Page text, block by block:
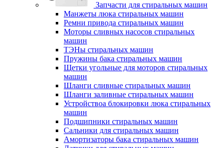
Запчасти для стиральных машин
Манжеты люка стиральных машин
Ремни привода стиральных машин
Моторы сливных насосов стиральных
машин
ТЭНы стиральных машин
Пружины бака стиральных машин
Щетки угольные для моторов стиральных
машин
Шланги сливные стиральных машин
Шланги заливные стиральных машин
Устройствоа блокировки люка стиральных
машин
Подшипники стиральных машин
Сальники для стиральных машин
Амортизаторы бака стиральных машин